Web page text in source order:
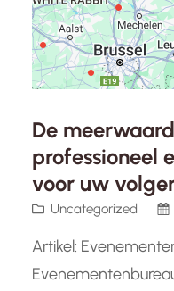
De
professioneel
voor uw
Uncategorized
Artikel: